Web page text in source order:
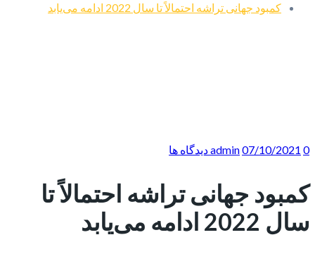
کمبود جهانی تراشه احتمالاً تا سال 2022 ادامه می‌یابد
admin07/10/2021 0 دیدگاه ها
کمبود جهانی تراشه احتمالاً تا
سال 2022 ادامه می‌یابد